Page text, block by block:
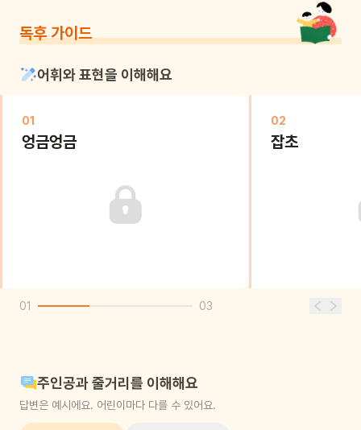
독후 가이드
어휘와 표현을 이해해요
01
엉금엉금
02
잡초
01 03
주인공과 줄거리를 이해해요
답변은 예시에요. 어린이마다 다를 수 있어요.